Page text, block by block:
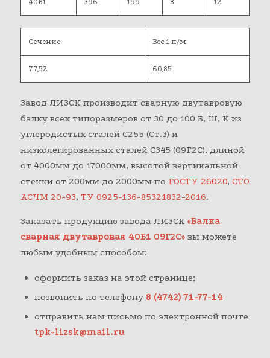
40Б1 396 199 8 12
Сечение Вес 1 п/м
77,52 60,85
Завод ЛИЗСК производит сварную двутавровую
балку всех типоразмеров от 30 до 100 Б, Ш, К из
углеродистых сталей С255 (Ст.3) и
низколегированных сталей С345 (09Г2С), длиной
от 4000мм до 17000мм, высотой вертикальной
стенки от 200мм до 2000мм по ГОСТУ 26020, СТО
АСЧМ 20-93, ТУ 0925-136-85321832-2016.
Заказать продукцию завода ЛИЗСК «Балка
сварная двутавровая 40Б1 09Г2С»вы можете
любым удобным способом:
оформить заказ на этой странице;
позвонить по телефону 8 (4742) 71-77-14
отправить нам письмо по электронной почте
tpk-lizsk@mail.ru